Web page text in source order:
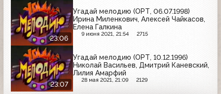
23:06
Угадай мелодию (ОРТ, 06.07.1998)
Ирина Миленкович, Алексей Чайкасов,
Елена Галкина
9 июня 2021, 21:54 2715
23:07
Угадай мелодию (ОРТ, 10.12.1996)
Николай Васильев, Дмитрий Каневский,
Лилия Амарфий
28 мая 2021, 21:09 2129